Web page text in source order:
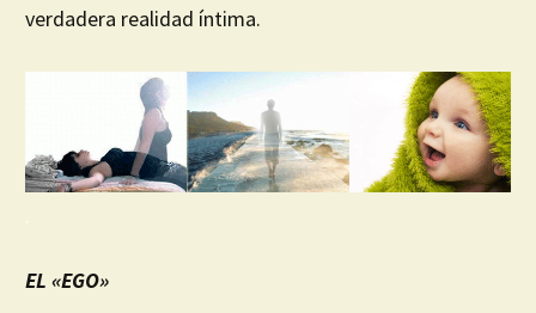
verdadera realidad íntima.
.
EL «EGO»